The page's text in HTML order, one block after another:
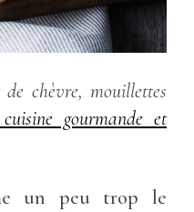
chèvre, mouillettes
cuisine gourmande et
un peu trop le